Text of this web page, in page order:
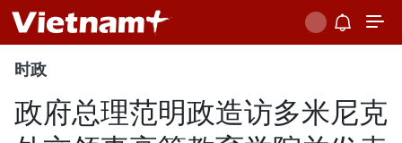
时政
政府总理范明政造访多米尼克